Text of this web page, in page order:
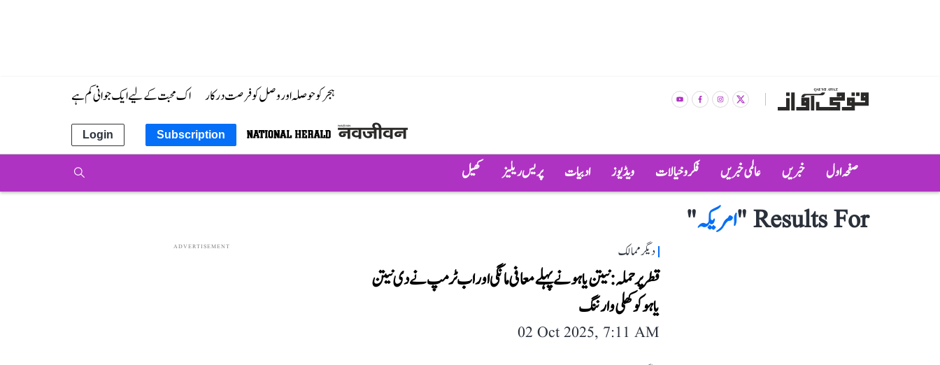
ہجر کو حوصلہ اور وصل کو فرصت درکار اک محبت کے لیے ایک جوانی کم ہے
Subscription
Login
صفحہ اول خبریں عالمی خبریں فکر و خیالات ویڈیوز ادبیات پریس ریلیز کھیل
Results For " امریکہ"
دیگر ممالک
قطر پر حملہ: نیتن یاہو نے پہلے معافی مانگی اور اب ٹرمپ نے دی نیتن
یاہو کو کھلی وارننگ
02 Oct 2025, 7:11 AM
ADVERTISEMENT